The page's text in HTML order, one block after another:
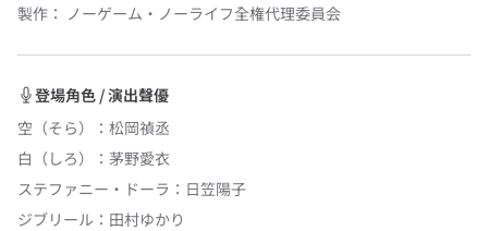
製作： ノーゲーム・ノーライフ全権代理委員会
登場角色 / 演出聲優
空（そら）
： 松岡禎丞
白（しろ）
： 茅野愛衣
ステファニー・ドーラ ： 日笠陽子
ジブリール ： 田村ゆかり